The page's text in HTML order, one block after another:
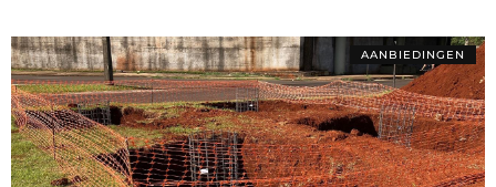
AANBIEDINGEN